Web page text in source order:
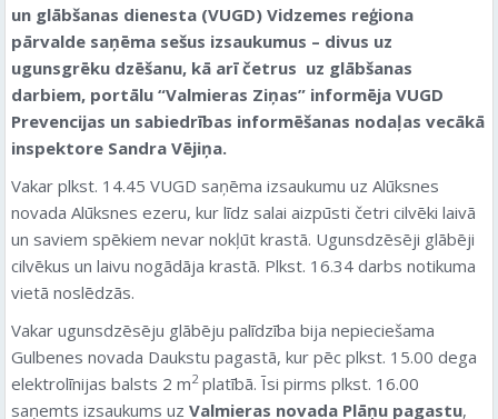
un glābšanas dienesta (VUGD) Vidzemes reģiona
pārvalde saņēma sešus izsaukumus – divus uz
ugunsgrēku dzēšanu, kā arī četrus uz glābšanas
darbiem, portālu “Valmieras Ziņas” informēja VUGD
Prevencijas un sabiedrības informēšanas nodaļas vecākā
inspektore Sandra Vējiņa.
Vakar plkst. 14.45 VUGD saņēma izsaukumu uz Alūksnes
novada Alūksnes ezeru, kur līdz salai aizpūsti četri cilvēki laivā
un saviem spēkiem nevar nokļūt krastā. Ugunsdzēsēji glābēji
cilvēkus un laivu nogādāja krastā. Plkst. 16.34 darbs notikuma
vietā noslēdzās.
Vakar ugunsdzēsēju glābēju palīdzība bija nepieciešama
Gulbenes novada Daukstu pagastā, kur pēc plkst. 15.00 dega
elektrolīnijas balsts 2 m2platībā. Īsi pirms plkst. 16.00
saņemts izsaukums uz Valmieras novada Plāņu pagastu,